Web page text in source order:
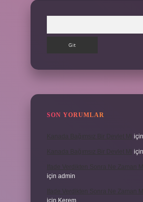
SON YORUMLAR
için
için
için admin
için Kerem